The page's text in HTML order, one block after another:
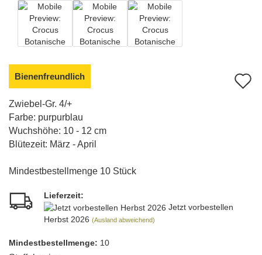
Bienenfreundlich
Zwiebel-Gr. 4/+
Farbe: purpurblau
Wuchshöhe: 10 - 12 cm
Blütezeit: März - April
Mindestbestellmenge 10 Stück
Lieferzeit:
Jetzt vorbestellen
Herbst 2026 (Ausland abweichend)
Mindest­bestellmenge: 10